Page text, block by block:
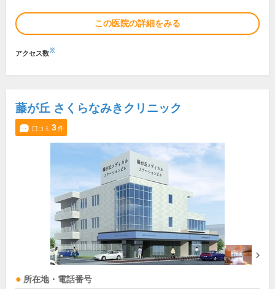
この医院の詳細をみる
アクセス数※
藤が丘 さくらなみきクリニック
口コミ 3件
所在地・電話番号